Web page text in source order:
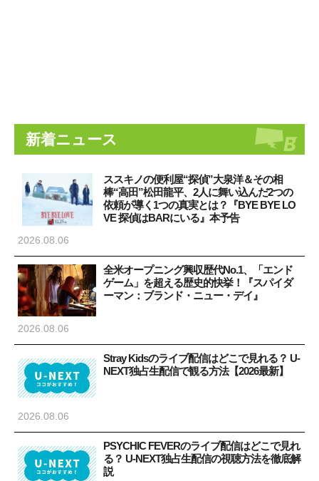
新着ニュース
ススキノの便利屋“探偵”大泉洋＆その相
棒“高田”松田龍平、2人に舞い込んだ2つの
依頼が導く1つの真実とは？『BYE BYE LO
VE 探偵はBARにいる』本予告
2026.08.06
全米オープニング興収歴代No.1、「エンド
ゲーム」を超える歴史的快挙！『スパイダ
ーマン：ブランド・ニュー・デイ』
2026.08.06
Stray Kidsのライブ配信はどこで見れる？ U-
NEXT独占生配信で観る方法【2026最新】
2026.08.06
PSYCHIC FEVERのライブ配信はどこで見れ
る？ U-NEXT独占生配信の視聴方法を徹底解
説